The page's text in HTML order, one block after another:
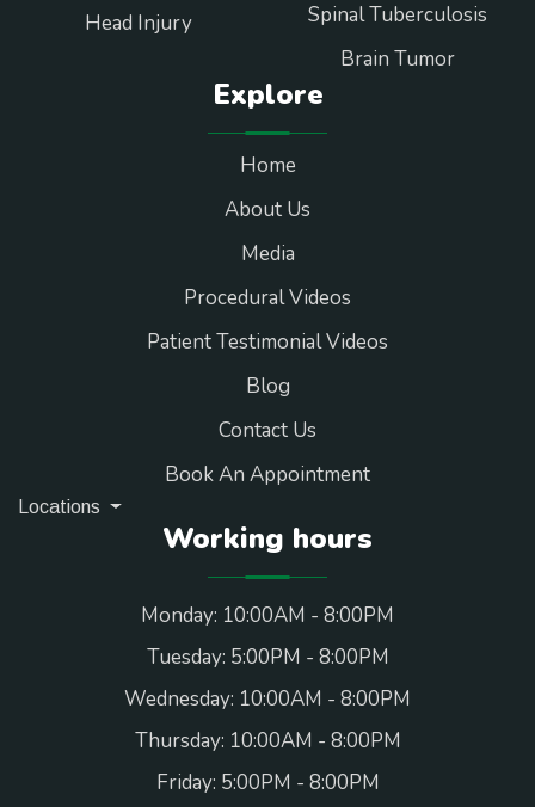
Head Injury
Spinal Tuberculosis
Brain Tumor
Explore
Home
About Us
Media
Procedural Videos
Patient Testimonial Videos
Blog
Contact Us
Book An Appointment
Locations
Working hours
Monday: 10:00AM - 8:00PM
Tuesday: 5:00PM - 8:00PM
Wednesday: 10:00AM - 8:00PM
Thursday: 10:00AM - 8:00PM
Friday: 5:00PM - 8:00PM